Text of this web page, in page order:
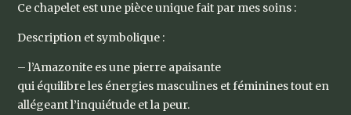
Ce chapelet est une pièce unique fait par mes soins :
Description et symbolique :
– l’Amazonite es une pierre apaisante
qui équilibre les énergies masculines et féminines tout en
allégeant l’inquiétude et la peur.